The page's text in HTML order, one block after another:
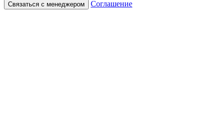
Соглашение